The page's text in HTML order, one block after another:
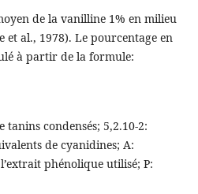
de la vanilline 1% en milieu
et al., 1978). Le pourcentage en
à partir de la formule:
tanins condensés; 5,2.10-2:
de cyanidines; A:
phénolique utilisé; P: